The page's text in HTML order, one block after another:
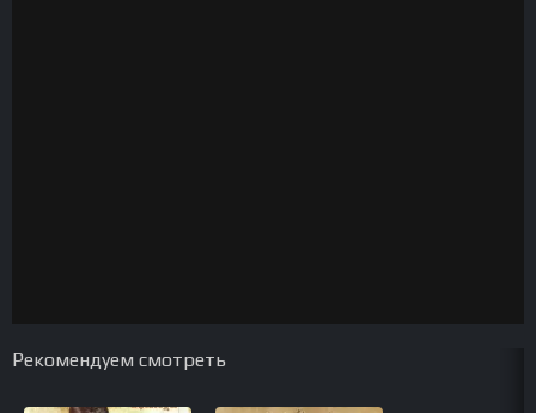
Рекомендуем смотреть